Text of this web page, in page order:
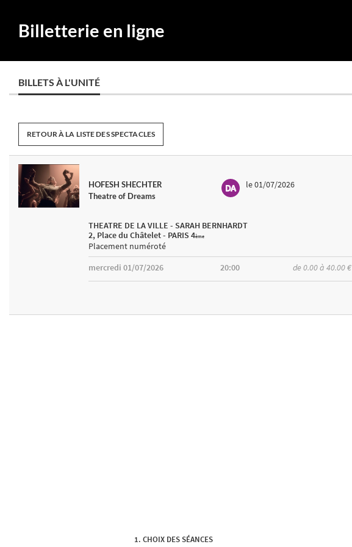
Billetterie en ligne
BILLETS À L'UNITÉ
RETOUR À LA LISTE DES SPECTACLES
HOFESH SHECHTER
Theatre of Dreams
le 01/07/2026
THEATRE DE LA VILLE - SARAH BERNHARDT
2, Place du Châtelet - PARIS 4ème
Placement numéroté
mercredi 01/07/2026
20:00 de 0.00 à 40.00 €
CHOIX DES SÉANCES